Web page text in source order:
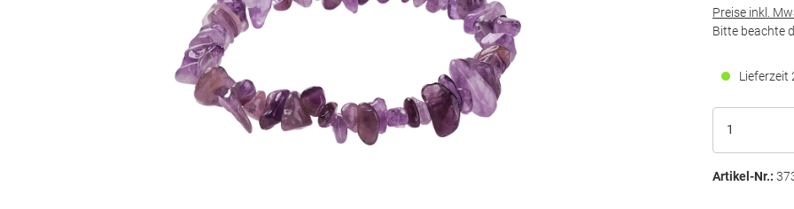
Preise inkl.
Bitte beachte
Lieferzeit
Artikel-Nr.: